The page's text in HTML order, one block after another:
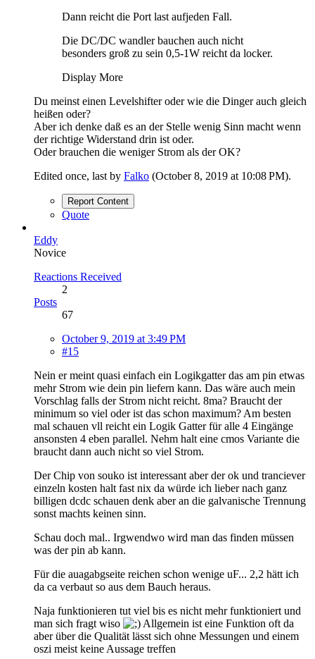
Dann reicht die Port last aufjeden Fall.
Die DC/DC wandler bauchen auch nicht
besonders groß zu sein 0,5-1W reicht da locker.
Display More
Du meinst einen Levelshifter oder wie die Dinger auch gleich
heißen oder?
Aber ich denke daß es an der Stelle wenig Sinn macht wenn
der richtige Widerstand drin ist oder.
Oder brauchen die weniger Strom als der OK?
Edited once, last by Falko (October 8, 2019 at 10:08 PM).
Report Content
Quote
Eddy
Novice
Reactions Received
2
Posts
67
October 9, 2019 at 3:49 PM
#15
Nein er meint quasi einfach ein Logikgatter das am pin etwas
mehr Strom wie dein pin liefern kann. Das wäre auch mein
Vorschlag falls der Strom nicht reicht. 8ma? Braucht der
minimum so viel oder ist das schon maximum? Am besten
mal schauen vll reicht ein Logik Gatter für alle 4 Eingänge
ansonsten 4 eben parallel. Nehm halt eine cmos Variante die
braucht dann auch nicht so viel Strom.
Der Chip von souko ist interessant aber der ok und tranciever
einzeln kosten halt fast nix da würde ich lieber nach ganz
billigen dcdc schauen denk aber an die galvanische Trennung
sonst machts keinen sinn.
Schau doch mal.. Irgwendwo wird man das finden müssen
was der pin ab kann.
Für die auagabgseite reichen schon wenige uF... 2,2 hätt ich
da ca verbaut so aus dem Bauch heraus.
Naja funktionieren tut viel bis es nicht mehr funktioniert und
man sich fragt wiso
Allgemein ist eine Funktion oft da
aber über die Qualität lässt sich ohne Messungen und einem
oszi meist keine Aussage treffen